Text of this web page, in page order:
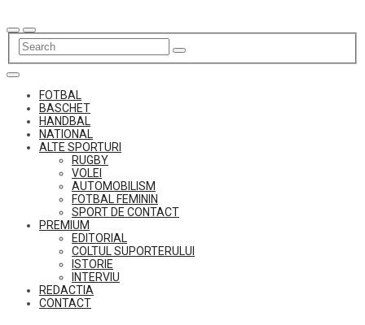
to
content
FOTBAL
BASCHET
HANDBAL
NATIONAL
ALTE SPORTURI
RUGBY
VOLEI
AUTOMOBILISM
FOTBAL FEMININ
SPORT DE CONTACT
PREMIUM
EDITORIAL
COLTUL SUPORTERULUI
ISTORIE
INTERVIU
REDACTIA
CONTACT